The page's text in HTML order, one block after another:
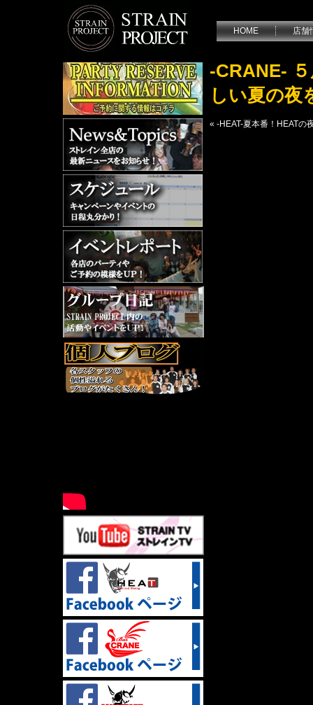
HOME 店舗
-CRANE-
しい夏の
« -HEAT-夏本番！HEATの